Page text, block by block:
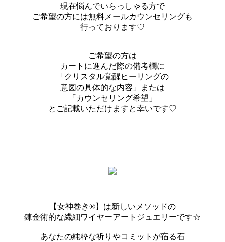
現在悩んでいらっしゃる方で
ご希望の方には無料メールカウンセリングも
行っております♡
ご希望の方は
カートに進んだ際の備考欄に
「クリスタル覚醒ヒーリングの
意図の具体的な内容」または
「カウンセリング希望」
とご記載いただけますと幸いです♡
【女神巻き®】は新しいメソッドの
錬金術的な繊細ワイヤーアートジュエリーです☆
あなたの純粋な祈りやコミットが宿る石